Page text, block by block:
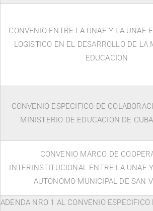
CONVENIO ENTRE LA UNAE Y LA UNAE
LOGISTICO EN EL DESARROLLO DE LA
EDUCACION
CONVENIO ESPECIFICO DE
MINISTERIO DE EDUCACION DE
CONVENIO MARCO DE
INTERINSTITUCIONAL ENTRE LA UNAE
AUTONOMO MUNICIPAL DE SAN
ADENDA NRO 1 AL CONVENIO ESPECIFICO